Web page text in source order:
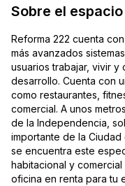
Sobre el espacio
Reforma 222 cuenta
más avanzados
usuarios trabajar, vivir y
desarrollo. Cuenta con
como restaurantes,
comercial. A unos
de la Independencia,
importante de la
se encuentra este
habitacional y
oficina en renta para tu